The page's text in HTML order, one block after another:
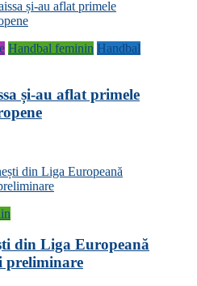
Handbal feminin Handbal
și-au aflat primele
din Liga Europeană
preliminare